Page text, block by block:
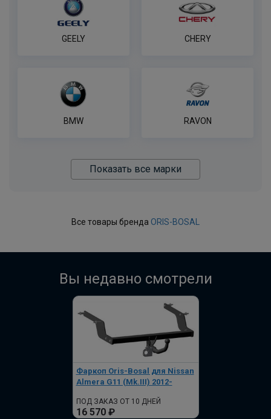
GEELY CHERY
BMW RAVON
Показать все марки
Все товары бренда ORIS-BOSAL
Вы недавно смотрели
Фаркоп Oris-Bosal для Nissan
Almera G11 (Mk.III) 2012-
ПОД ЗАКАЗ ОТ 10 ДНЕЙ
16 570 ₽